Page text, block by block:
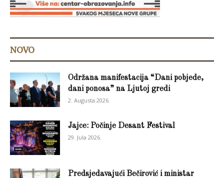
NOVO
Održana manifestacija “Dani pobjede,
dani ponosa” na Ljutoj gredi
2. Augusta 2026.
Jajce: Počinje Desant Festival
29. Jula 2026.
Predsjedavajući Bečirović i ministar